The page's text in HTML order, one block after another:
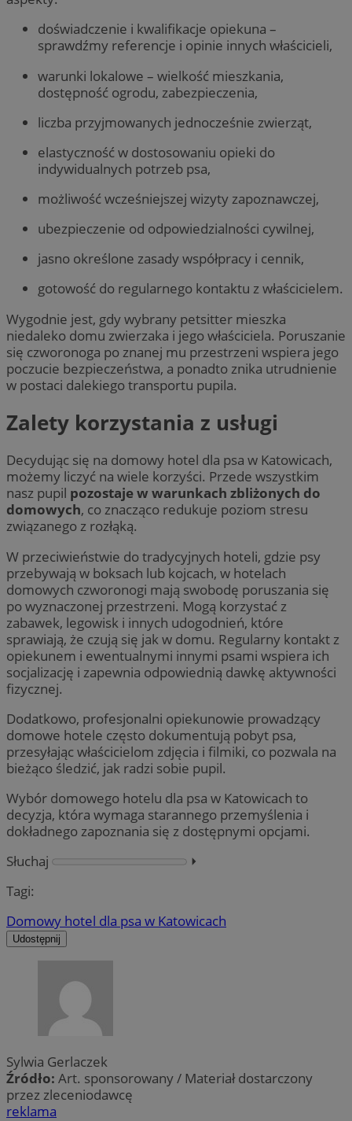
doświadczenie i kwalifikacje opiekuna –
sprawdźmy referencje i opinie innych właścicieli,
warunki lokalowe – wielkość mieszkania,
dostępność ogrodu, zabezpieczenia,
liczba przyjmowanych jednocześnie zwierząt,
elastyczność w dostosowaniu opieki do
indywidualnych potrzeb psa,
możliwość wcześniejszej wizyty zapoznawczej,
ubezpieczenie od odpowiedzialności cywilnej,
jasno określone zasady współpracy i cennik,
gotowość do regularnego kontaktu z właścicielem.
Wygodnie jest, gdy wybrany petsitter mieszka
niedaleko domu zwierzaka i jego właściciela. Poruszanie
się czworonoga po znanej mu przestrzeni wspiera jego
poczucie bezpieczeństwa, a ponadto znika utrudnienie
w postaci dalekiego transportu pupila.
Zalety korzystania z usługi
Decydując się na domowy hotel dla psa w Katowicach,
możemy liczyć na wiele korzyści. Przede wszystkim
nasz pupil pozostaje w warunkach zbliżonych do
domowych, co znacząco redukuje poziom stresu
związanego z rozłąką.
W przeciwieństwie do tradycyjnych hoteli, gdzie psy
przebywają w boksach lub kojcach, w hotelach
domowych czworonogi mają swobodę poruszania się
po wyznaczonej przestrzeni. Mogą korzystać z
zabawek, legowisk i innych udogodnień, które
sprawiają, że czują się jak w domu. Regularny kontakt z
opiekunem i ewentualnymi innymi psami wspiera ich
socjalizację i zapewnia odpowiednią dawkę aktywności
fizycznej.
Dodatkowo, profesjonalni opiekunowie prowadzący
domowe hotele często dokumentują pobyt psa,
przesyłając właścicielom zdjęcia i filmiki, co pozwala na
bieżąco śledzić, jak radzi sobie pupil.
Wybór domowego hotelu dla psa w Katowicach to
decyzja, która wymaga starannego przemyślenia i
dokładnego zapoznania się z dostępnymi opcjami.
Słuchaj
⏵︎
Tagi:
Domowy hotel dla psa w Katowicach
Udostępnij
Sylwia Gerlaczek
Źródło: Art. sponsorowany / Materiał dostarczony
przez zleceniodawcę
reklama